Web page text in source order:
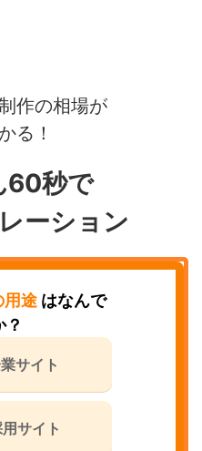
作の相場が
る！
60秒で
ーション
用途 はなんで
？
サイト
サイト